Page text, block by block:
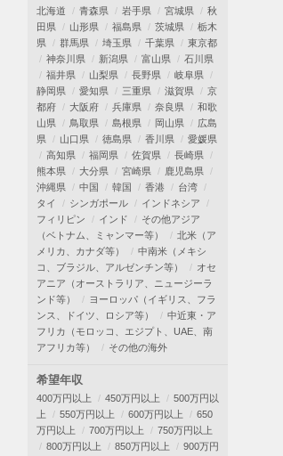
北海道 青森県 岩手県 宮城県
秋
田県
山形県 福島県 茨城県
栃木
県
群馬県 埼玉県 千葉県
東京都
神奈川県
新潟県 富山県
石川県
福井県
山梨県 長野県
岐阜県
静岡県
愛知県 三重県 滋賀県
京
都府
大阪府 兵庫県 奈良県
和歌
山県
鳥取県 島根県 岡山県
広島
県
山口県 徳島県 香川県
愛媛県
高知県
福岡県 佐賀県
長崎県
熊本県
大分県 宮崎県
鹿児島県
沖縄県
中国 韓国 香港
台湾
タイ
シンガポール
インドネシア
フィリピン
インド
その他アジア
（ベトナム、ミャンマー等）
北米（ア
メリカ、カナダ等）
中南米（メキシ
コ、ブラジル、アルゼンチン等）
オセ
アニア（オーストラリア、ニュージーラ
ンド等）
ヨーロッパ（イギリス、フラ
ンス、ドイツ、ロシア等）
中近東・ア
フリカ（モロッコ、エジプト、UAE、南
アフリカ等）
その他の海外
希望年収
400万円以上 450万円以上
500万円以
上
550万円以上 600万円以上
650
万円以上
700万円以上
750万円以上
800万円以上
850万円以上
900万円